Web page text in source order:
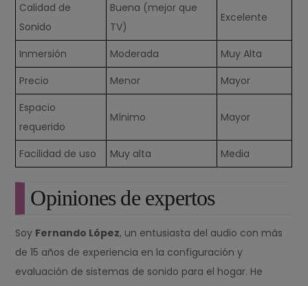
Calidad de
Sonido
Buena (mejor que
TV)
Excelente
Inmersión Moderada
Muy Alta
Precio
Menor
Mayor
Espacio
requerido
Mínimo Mayor
Facilidad de uso Muy alta Media
Opiniones de expertos
Soy Fernando López, un entusiasta del audio con más
de 15 años de experiencia en la configuración y
evaluación de sistemas de sonido para el hogar. He